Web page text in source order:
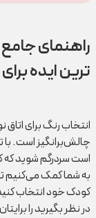
راهنمای
ترین ایده
انتخاب رنگ برای
چالش‌برانگیز است. با
است سردرگم شوید
به شما کمک می‌کنیم
کودک خود انتخاب
در نظر بگیرید را